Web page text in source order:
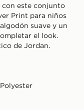
con este conjunto
Print para niños
suave y un
el look.
de Jordan.